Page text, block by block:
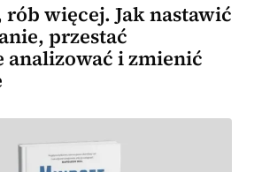
więcej. Jak nastawić
przestać
i zmienić